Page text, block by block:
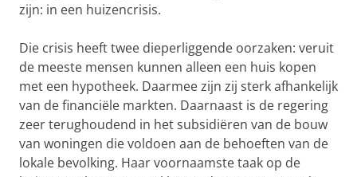
zijn: in een huizencrisis.
Die crisis heeft twee dieperliggende oorzaken: veruit
de meeste mensen kunnen alleen een huis kopen
met een hypotheek. Daarmee zijn zij sterk afhankelijk
van de financiële markten. Daarnaast is de regering
zeer terughoudend in het subsidiëren van de bouw
van woningen die voldoen aan de behoeften van de
lokale bevolking. Haar voornaamste taak op de